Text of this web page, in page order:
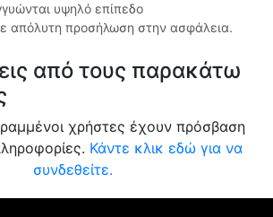
υψηλό επίπεδο
απόλυτη προσήλωση στην ασφάλεια.
από τους παρακάτω
χρήστες έχουν πρόσβαση
Κάντε κλικ εδώ για να
συνδεθείτε.